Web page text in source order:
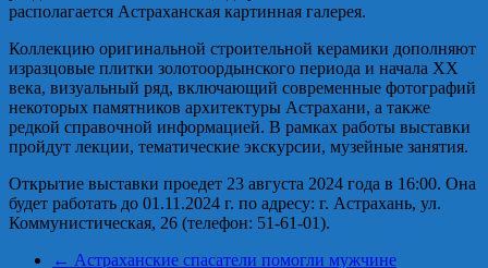
располагается Астраханская картинная галерея.
Коллекцию оригинальной строительной керамики дополняют
изразцовые плитки золотоордынского периода и начала XX
века, визуальный ряд, включающий современные фотографий
некоторых памятников архитектуры Астрахани, а также
редкой справочной информацией. В рамках работы выставки
пройдут лекции, тематические экскурсии, музейные занятия.
Открытие выставки проедет 23 августа 2024 года в 16:00. Она
будет работать до 01.11.2024 г. по адресу: г. Астрахань, ул.
Коммунистическая, 26 (телефон: 51-61-01).
← Астраханские спасатели помогли мужчине